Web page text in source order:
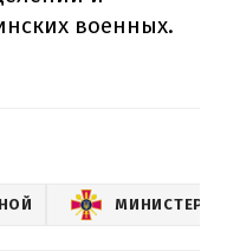
военных.